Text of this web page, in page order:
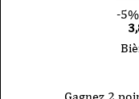
-5%